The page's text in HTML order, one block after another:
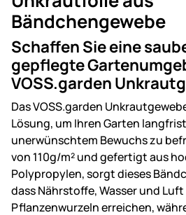
Bändchengewebe
Schaffen Sie eine
gepflegte
VOSS.garden
Das VOSS.garden
Lösung, um Ihren Garten
unerwünschtem Bewuchs zu
von 110g/m² und gefertigt aus
Polypropylen, sorgt dieses
dass Nährstoffe, Wasser und
Pflanzenwurzeln erreichen,